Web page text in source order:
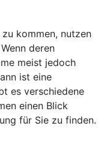
kommen, nutzen
deren
meist jedoch
ist eine
es verschiedene
einen Blick
für Sie zu finden.